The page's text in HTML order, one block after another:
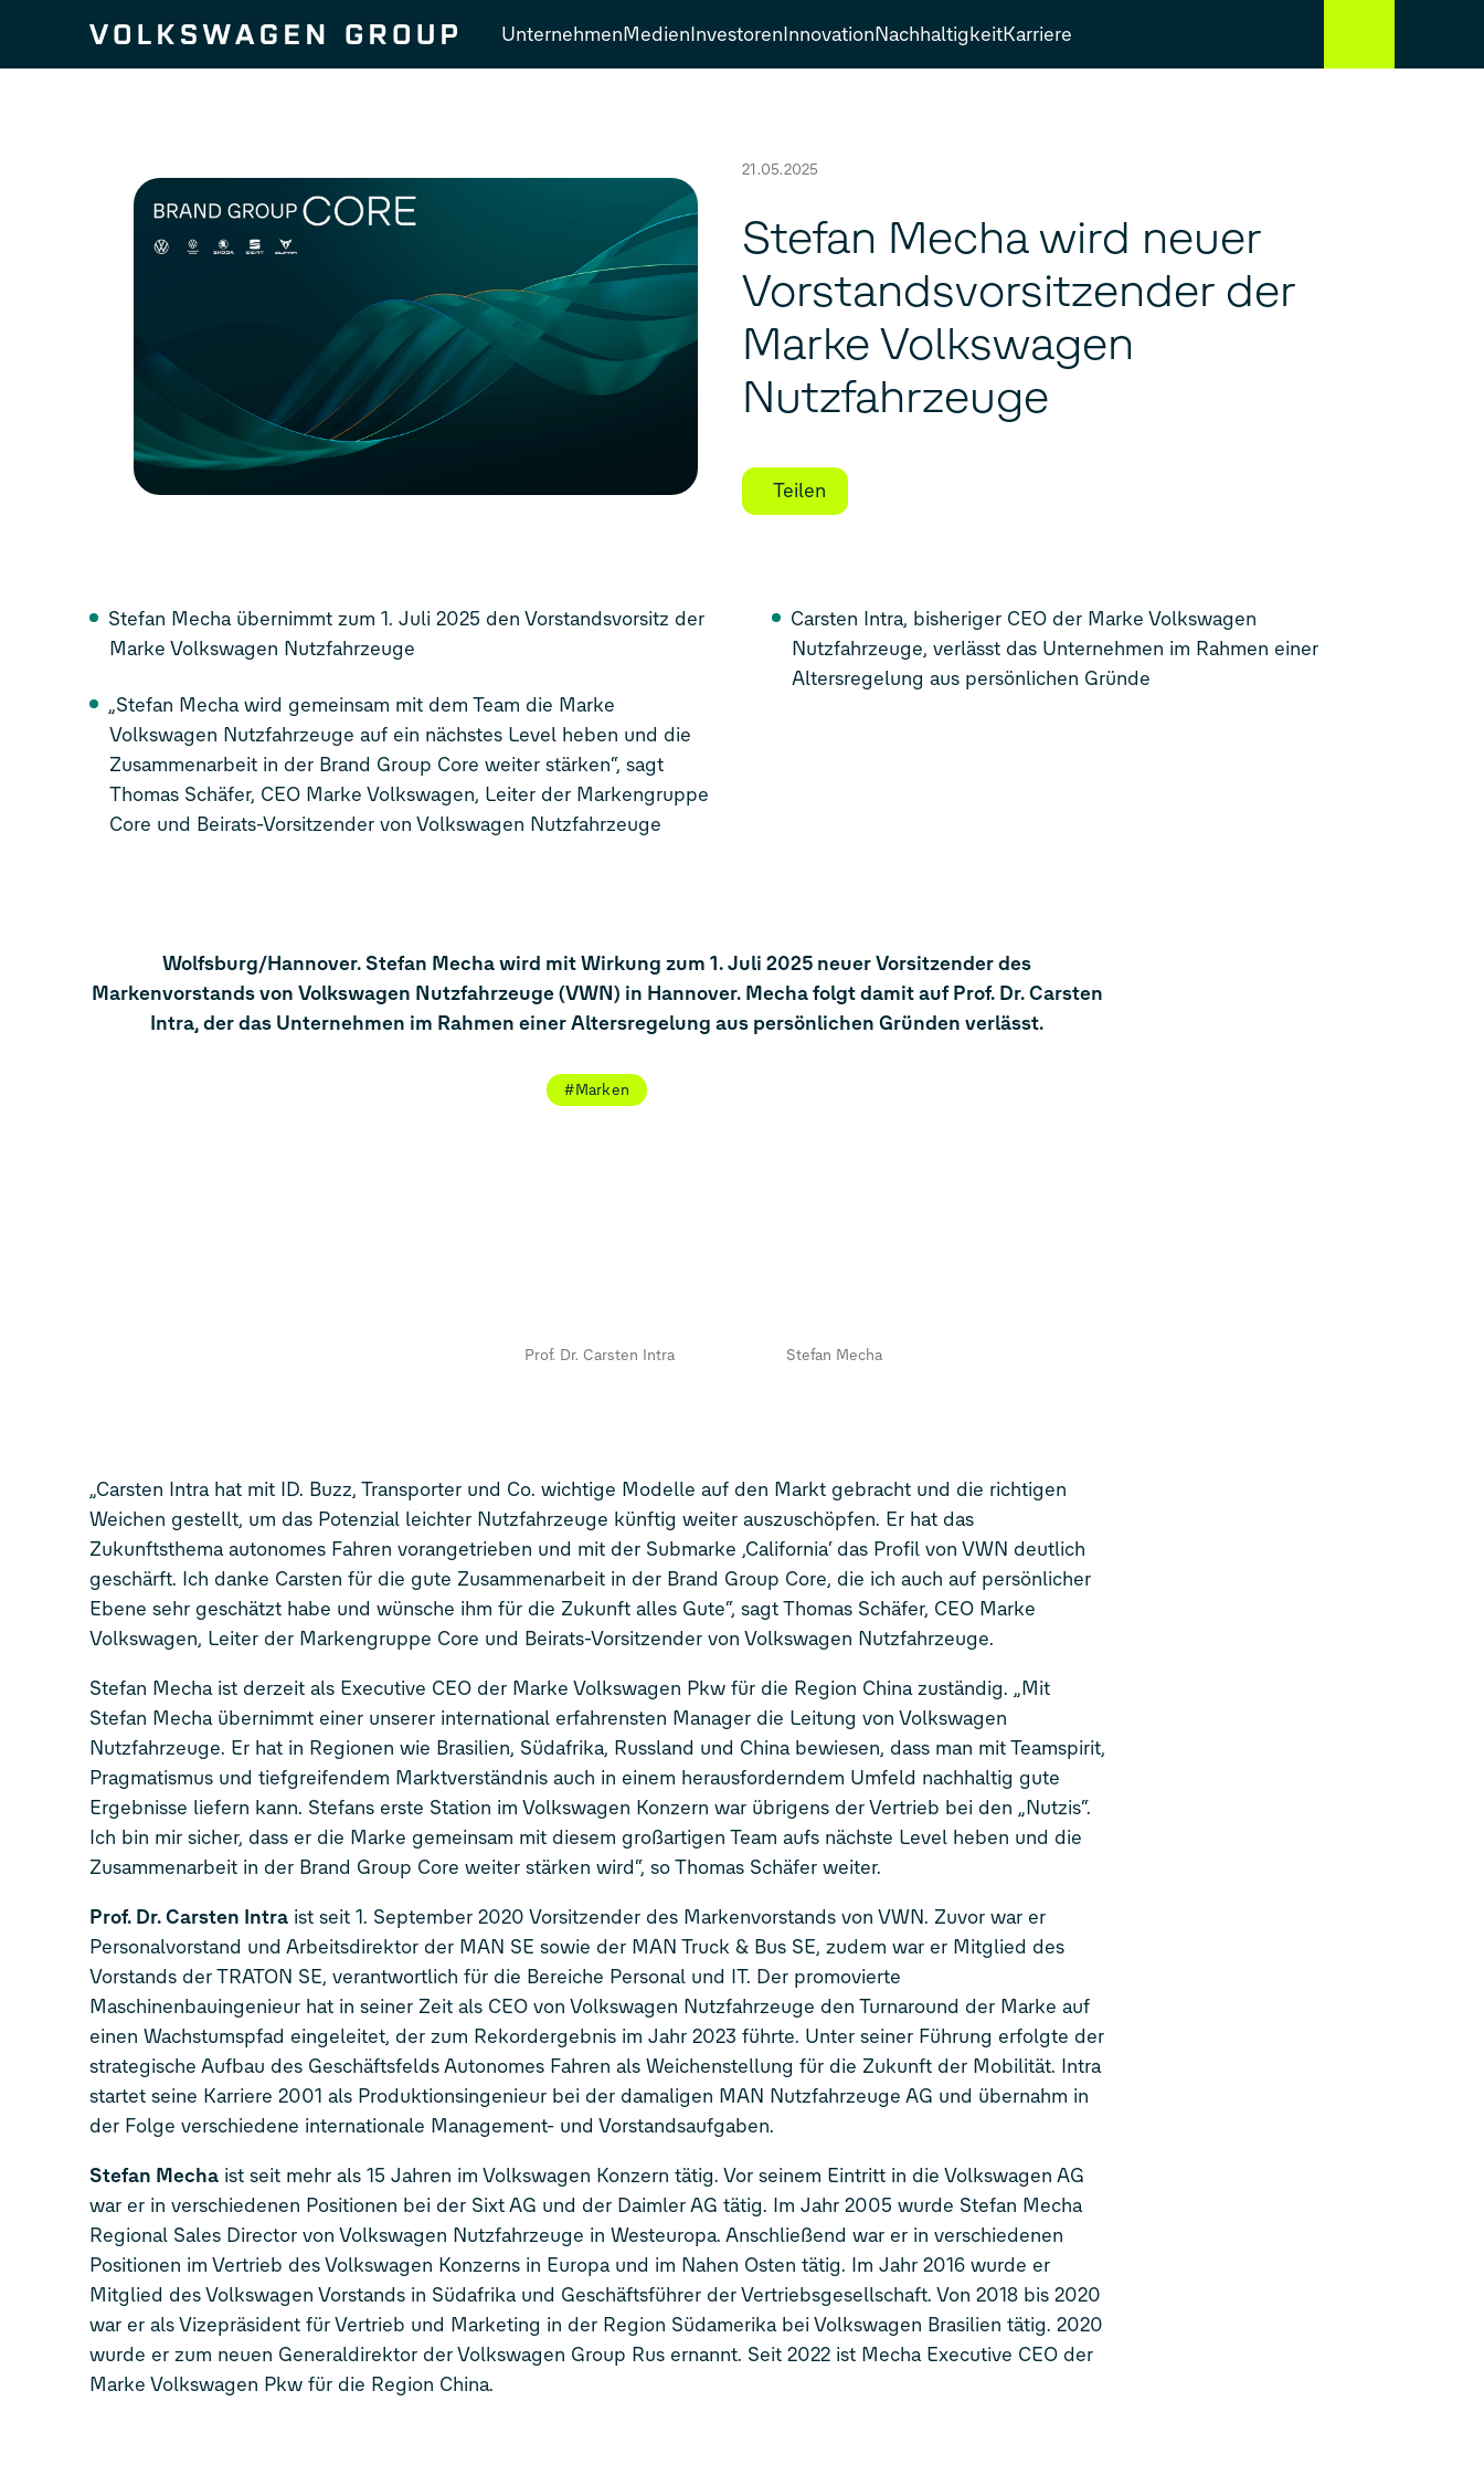
UnternehmenMedienInvestorenInnovationNachhaltigkeitKarriere
21.05.2025
Stefan Mecha wird neuer
Vorstandsvorsitzender der
Marke Volkswagen
Nutzfahrzeuge
Teilen
Stefan Mecha übernimmt zum 1. Juli 2025 den Vorstandsvorsitz der
Marke Volkswagen Nutzfahrzeuge
„Stefan Mecha wird gemeinsam mit dem Team die Marke
Volkswagen Nutzfahrzeuge auf ein nächstes Level heben und die
Zusammenarbeit in der Brand Group Core weiter stärken“, sagt
Thomas Schäfer, CEO Marke Volkswagen, Leiter der Markengruppe
Core und Beirats-Vorsitzender von Volkswagen Nutzfahrzeuge
Carsten Intra, bisheriger CEO der Marke Volkswagen
Nutzfahrzeuge, verlässt das Unternehmen im Rahmen einer
Altersregelung aus persönlichen Gründe
Wolfsburg/Hannover. Stefan Mecha wird mit Wirkung zum 1. Juli 2025 neuer Vorsitzender des
Markenvorstands von Volkswagen Nutzfahrzeuge (VWN) in Hannover. Mecha folgt damit auf Prof. Dr. Carsten
Intra, der das Unternehmen im Rahmen einer Altersregelung aus persönlichen Gründen verlässt.
#Marken
Prof. Dr. Carsten Intra Stefan Mecha
„Carsten Intra hat mit ID. Buzz, Transporter und Co. wichtige Modelle auf den Markt gebracht und die richtigen
Weichen gestellt, um das Potenzial leichter Nutzfahrzeuge künftig weiter auszuschöpfen. Er hat das
Zukunftsthema autonomes Fahren vorangetrieben und mit der Submarke ‚California‘ das Profil von VWN deutlich
geschärft. Ich danke Carsten für die gute Zusammenarbeit in der Brand Group Core, die ich auch auf persönlicher
Ebene sehr geschätzt habe und wünsche ihm für die Zukunft alles Gute“, sagt Thomas Schäfer, CEO Marke
Volkswagen, Leiter der Markengruppe Core und Beirats-Vorsitzender von Volkswagen Nutzfahrzeuge.
Stefan Mecha ist derzeit als Executive CEO der Marke Volkswagen Pkw für die Region China zuständig. „Mit
Stefan Mecha übernimmt einer unserer international erfahrensten Manager die Leitung von Volkswagen
Nutzfahrzeuge. Er hat in Regionen wie Brasilien, Südafrika, Russland und China bewiesen, dass man mit Teamspirit,
Pragmatismus und tiefgreifendem Marktverständnis auch in einem herausforderndem Umfeld nachhaltig gute
Ergebnisse liefern kann. Stefans erste Station im Volkswagen Konzern war übrigens der Vertrieb bei den „Nutzis“.
Ich bin mir sicher, dass er die Marke gemeinsam mit diesem großartigen Team aufs nächste Level heben und die
Zusammenarbeit in der Brand Group Core weiter stärken wird“, so Thomas Schäfer weiter.
Prof. Dr. Carsten Intraist seit 1. September 2020 Vorsitzender des Markenvorstands von VWN. Zuvor war er
Personalvorstand und Arbeitsdirektor der MAN SE sowie der MAN Truck & Bus SE, zudem war er Mitglied des
Vorstands der TRATON SE, verantwortlich für die Bereiche Personal und IT. Der promovierte
Maschinenbauingenieur hat in seiner Zeit als CEO von Volkswagen Nutzfahrzeuge den Turnaround der Marke auf
einen Wachstumspfad eingeleitet, der zum Rekordergebnis im Jahr 2023 führte. Unter seiner Führung erfolgte der
strategische Aufbau des Geschäftsfelds Autonomes Fahren als Weichenstellung für die Zukunft der Mobilität. Intra
startet seine Karriere 2001 als Produktionsingenieur bei der damaligen MAN Nutzfahrzeuge AG und übernahm in
der Folge verschiedene internationale Management- und Vorstandsaufgaben.
Stefan Mechaist seit mehr als 15 Jahren im Volkswagen Konzern tätig. Vor seinem Eintritt in die Volkswagen AG
war er in verschiedenen Positionen bei der Sixt AG und der Daimler AG tätig. Im Jahr 2005 wurde Stefan Mecha
Regional Sales Director von Volkswagen Nutzfahrzeuge in Westeuropa. Anschließend war er in verschiedenen
Positionen im Vertrieb des Volkswagen Konzerns in Europa und im Nahen Osten tätig. Im Jahr 2016 wurde er
Mitglied des Volkswagen Vorstands in Südafrika und Geschäftsführer der Vertriebsgesellschaft. Von 2018 bis 2020
war er als Vizepräsident für Vertrieb und Marketing in der Region Südamerika bei Volkswagen Brasilien tätig. 2020
wurde er zum neuen Generaldirektor der Volkswagen Group Rus ernannt. Seit 2022 ist Mecha Executive CEO der
Marke Volkswagen Pkw für die Region China.